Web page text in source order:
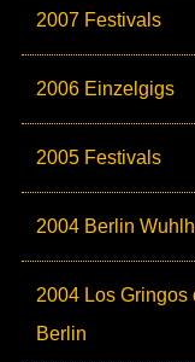
2007 Festivals
2006 Einzelgigs
2005 Festivals
2004 Berlin
2004 Los Gringos
Berlin